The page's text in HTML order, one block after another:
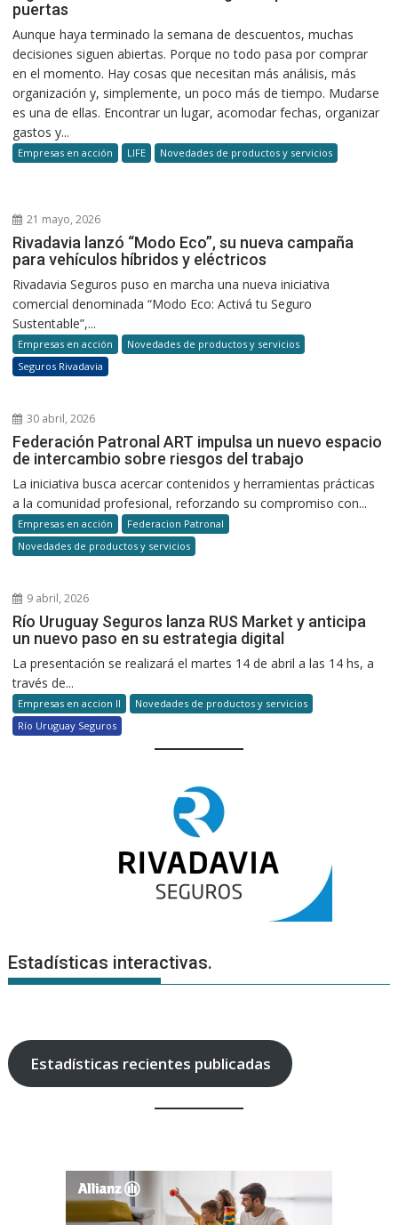
puertas
Aunque haya terminado la semana de descuentos, muchas
decisiones siguen abiertas. Porque no todo pasa por comprar
en el momento. Hay cosas que necesitan más análisis, más
organización y, simplemente, un poco más de tiempo. Mudarse
es una de ellas. Encontrar un lugar, acomodar fechas, organizar
gastos y...
Empresas en acción LIFE Novedades de productos y servicios
21 mayo, 2026
Rivadavia lanzó “Modo Eco”, su nueva campaña
para vehículos híbridos y eléctricos
Rivadavia Seguros puso en marcha una nueva iniciativa
comercial denominada “Modo Eco: Activá tu Seguro
Sustentable”,...
Empresas en acción
Novedades de productos y servicios
Seguros Rivadavia
30 abril, 2026
Federación Patronal ART impulsa un nuevo espacio
de intercambio sobre riesgos del trabajo
La iniciativa busca acercar contenidos y herramientas prácticas
a la comunidad profesional, reforzando su compromiso con...
Empresas en acción
Federacion Patronal
Novedades de productos y servicios
9 abril, 2026
Río Uruguay Seguros lanza RUS Market y anticipa
un nuevo paso en su estrategia digital
La presentación se realizará el martes 14 de abril a las 14 hs, a
través de...
Empresas en accion II
Novedades de productos y servicios
Río Uruguay Seguros
Estadísticas interactivas.
Estadísticas recientes publicadas